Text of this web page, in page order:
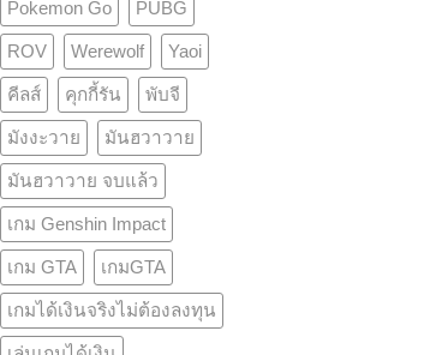
Pokemon Go PUBG
ROV Werewolf Yaoi
คีลส์ คุกกี้รัน พับจี
มังงะวาย มันฮวาวาย
มันฮวาวาย จบแล้ว
เกม Genshin Impact
เกม GTA เกมGTA
เกมได้เงินจริงไม่ต้องลงทุน